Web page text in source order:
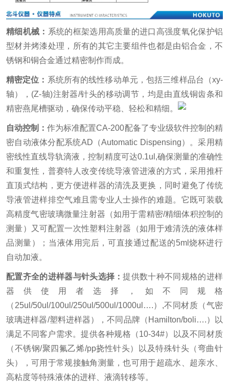
精细机械： 系统的框架选用高质量的进口高强度氧化保护铝
型材并烤漆处理，所有的其它主要组件也都是由铝合金，不
锈钢和铜合金通过精密制作而成。
精密定位： 系统所有的线性移动单元，包括三维样品台（xy-
轴），(Z-轴)注射器/针头的移动调节，均是由直线铜齿条和
精密燕尾槽驱动，确保传动平稳、轻松和精细。
自动控制：作为标准配置CA-200配备了专业级软件控制的精
密自动液体分配系统AD（Automatic Dispensing）。采用精
密线性直线导轨滴液，控制精度可达0.1ul,确保测量的准确性
和重复性，普赛特人改变传统导液管进液的方式，采用推杆
直顶式结构，更方便进样器的清洗及更换，同时避免了传统
导液管进样排空气难且需专业人士操作的难题。它既可装载
高精度气密玻璃微量注射器（如用于需精密/精细体积控制的
测量）又可配置一次性塑料注射器（如用于难清洗的液体样
品测量）；当液体用完后，可直接通过配送的5ml烧杯进行
自动加液。
配置齐全的进样器与针头选择：提供数十种不同规格的进样
器供使用者选择，如不同规格
（25ul/50ul/100ul/250ul/500ul/1000ul….）,不同材质（气密
玻璃进样器/塑料进样器），不同品牌（Hamilton/boli….）以
满足不同客户需求。提供各种规格（10-34#）以及不同材质
（不锈钢/聚四氟乙烯/pp挠性针头）以及特殊针头（弯曲针
头），可用于常规接触角测量，也可用于超疏水、超亲水、
高粘度等特殊液体的进样、液滴转移等。